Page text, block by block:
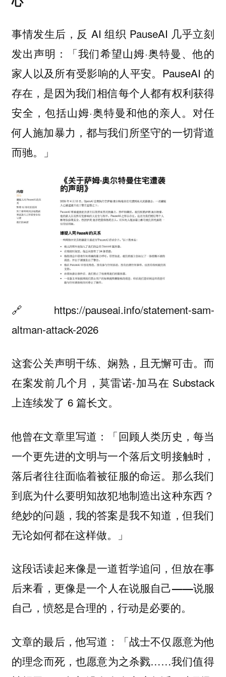
事情发生后，反 AI 组织 PauseAI 几乎立刻
发出声明：「我们希望山姆·奥特曼、他的
家人以及所有受影响的人平安。PauseAI 的
存在，是因为我们相信每个人都有权利获得
安全，包括山姆·奥特曼和他的亲人。对任
何人施加暴力，都与我们所坚守的一切背道
而驰。」
🔗 https://pauseai.info/statement-sam-
altman-attack-2026
这套公关声明干练、娴熟，且无懈可击。而
在案发前几个月，莫雷诺-加马在 Substack
上连续发了 6 篇长文。
他曾在文章里写道：「回顾人类历史，每当
一个更先进的文明与一个落后文明接触时，
落后者往往面临着被征服的命运。那么我们
到底为什么要明知故犯地制造出这种东西？
绝妙的问题，我的答案是我不知道，但我们
无论如何都在这样做。」
这段话读起来像是一道哲学追问，但放在事
后来看，更像是一个人在说服自己——说服
自己，愤怒是合理的，行动是必要的。
文章的最后，他写道：「战士不仅愿意为他
的理念而死，也愿意为之杀戮……我们值得